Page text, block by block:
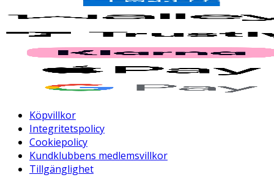
Köpvillkor
Integritetspolicy
Cookiepolicy
Kundklubbens medlemsvillkor
Tillgänglighet